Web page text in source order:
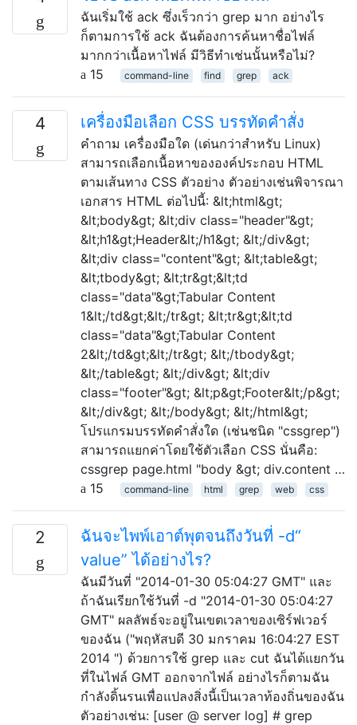
ฉันเริ่มใช้ ack ซึ่งเร็วกว่า grep มาก อย่างไร
ก็ตามการใช้ ack ฉันต้องการค้นหาชื่อไฟล์
มากกว่าเนื้อหาไฟล์ มีวิธีทำเช่นนั้นหรือไม่?
15
command-line find grep ack
4 เครื่องมือเลือก CSS บรรทัดคำสั่ง
คำถาม เครื่องมือใด (เด่นกว่าสำหรับ Linux)
สามารถเลือกเนื้อหาขององค์ประกอบ HTML
ตามเส้นทาง CSS ตัวอย่าง ตัวอย่างเช่นพิจารณา
เอกสาร HTML ต่อไปนี้: &lt;html&gt;
&lt;body&gt; &lt;div class="header"&gt;
&lt;h1&gt;Header&lt;/h1&gt; &lt;/div&gt;
&lt;div class="content"&gt; &lt;table&gt;
&lt;tbody&gt; &lt;tr&gt;&lt;td
class="data"&gt;Tabular Content
1&lt;/td&gt;&lt;/tr&gt; &lt;tr&gt;&lt;td
class="data"&gt;Tabular Content
2&lt;/td&gt;&lt;/tr&gt; &lt;/tbody&gt;
&lt;/table&gt; &lt;/div&gt; &lt;div
class="footer"&gt; &lt;p&gt;Footer&lt;/p&gt;
&lt;/div&gt; &lt;/body&gt; &lt;/html&gt;
โปรแกรมบรรทัดคำสั่งใด (เช่นชนิด "cssgrep")
สามารถแยกค่าโดยใช้ตัวเลือก CSS นั่นคือ:
cssgrep page.html "body &gt; div.content …
15
command-line html grep web css
2
ฉันจะไพพ์เอาต์พุตจนถึงวันที่ -d“
value” ได้อย่างไร?
ฉันมีวันที่ "2014-01-30 05:04:27 GMT" และ
ถ้าฉันเรียกใช้วันที่ -d "2014-01-30 05:04:27
GMT" ผลลัพธ์จะอยู่ในเขตเวลาของเซิร์ฟเวอร์
ของฉัน ("พฤหัสบดี 30 มกราคม 16:04:27 EST
2014 ") ด้วยการใช้ grep และ cut ฉันได้แยกวัน
ที่ในไฟล์ GMT ออกจากไฟล์ อย่างไรก็ตามฉัน
กำลังดิ้นรนเพื่อแปลงสิ่งนี้เป็นเวลาท้องถิ่นของฉัน
ตัวอย่างเช่น: [user @ server log] # grep